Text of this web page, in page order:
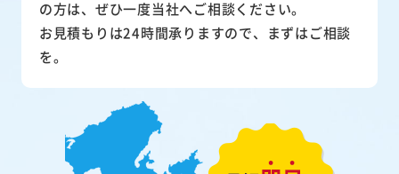
の方は、ぜひ一度当社へご相談ください。
お見積もりは24時間承りますので、まずはご相談
を。